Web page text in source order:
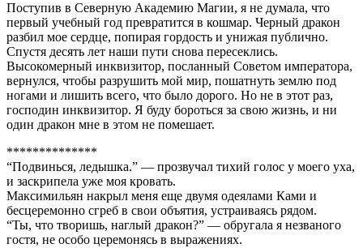
Поступив в Северную Академию Магии, я не думала, что
первый учебный год превратится в кошмар. Черный дракон
разбил мое сердце, попирая гордость и унижая публично.
Спустя десять лет наши пути снова пересеклись.
Высокомерный инквизитор, посланный Советом императора,
вернулся, чтобы разрушить мой мир, пошатнуть землю под
ногами и лишить всего, что было дорого. Но не в этот раз,
господин инквизитор. Я буду бороться за свою жизнь, и ни
один дракон мне в этом не помешает.
**************
“Подвинься, ледышка.” — прозвучал тихий голос у моего уха,
и заскрипела уже моя кровать.
Максимильян накрыл меня еще двумя одеялами Ками и
бесцеремонно сгреб в свои объятия, устраиваясь рядом.
“Ты, что творишь, наглый дракон?” — обругала я незваного
гостя, не особо церемонясь в выражениях.